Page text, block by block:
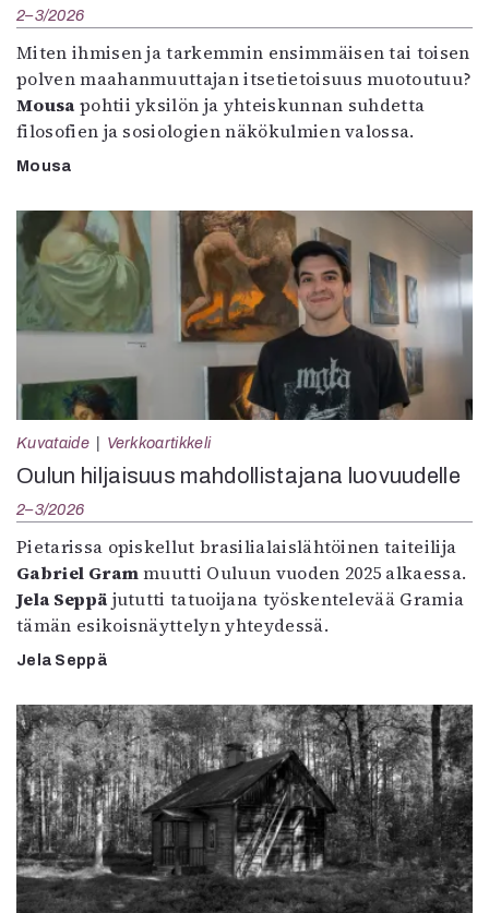
2–3/2026
Miten ihmisen ja tarkemmin ensimmäisen tai toisen
polven maahanmuuttajan itsetietoisuus muotoutuu?
Mousa pohtii yksilön ja yhteiskunnan suhdetta
filosofien ja sosiologien näkökulmien valossa.
Mousa
Kuvataide Verkkoartikkeli
Oulun hiljaisuus mahdollistajana luovuudelle
2–3/2026
Pietarissa opiskellut brasilialaislähtöinen taiteilija
Gabriel Grammuutti Ouluun vuoden 2025 alkaessa.
Jela Seppä jututti tatuoijana työskentelevää Gramia
tämän esikoisnäyttelyn yhteydessä.
Jela Seppä